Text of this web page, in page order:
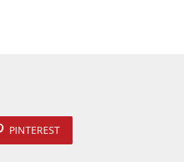
PINTEREST